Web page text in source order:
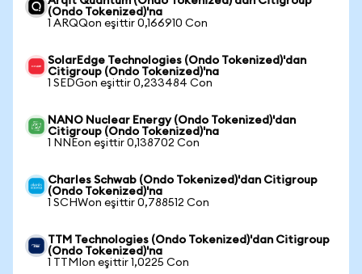
(Ondo Tokenized)'na
1 ARQQon eşittir 0,166910 Con
SolarEdge Technologies (Ondo Tokenized)'dan
Citigroup (Ondo Tokenized)'na
1 SEDGon eşittir 0,233484 Con
NANO Nuclear Energy (Ondo Tokenized)'dan
Citigroup (Ondo Tokenized)'na
1 NNEon eşittir 0,138702 Con
Charles Schwab (Ondo Tokenized)'dan Citigroup
(Ondo Tokenized)'na
1 SCHWon eşittir 0,788512 Con
TTM Technologies (Ondo Tokenized)'dan Citigroup
(Ondo Tokenized)'na
1 TTMIon eşittir 1,0225 Con